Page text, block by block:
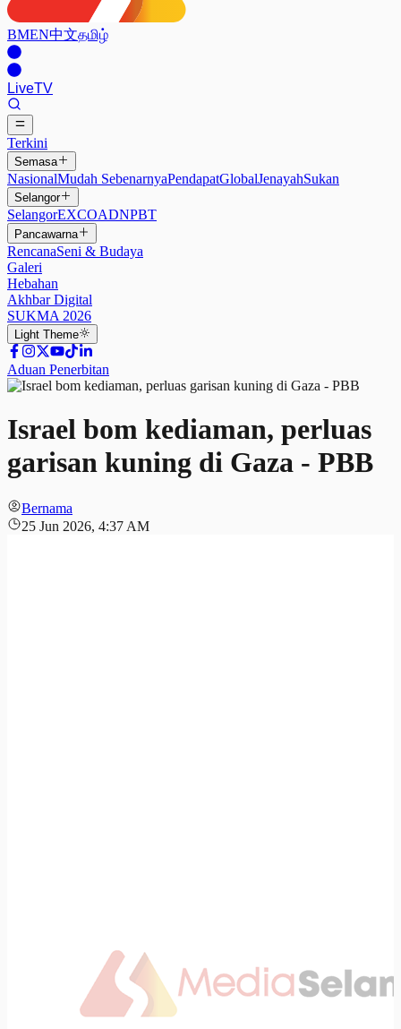
BMEN中文தமிழ்
LiveTV
Terkini
Semasa
NasionalMudah SebenarnyaPendapatGlobalJenayahSukan
Selangor
SelangorEXCOADNPBT
Pancawarna
RencanaSeni & Budaya
Galeri
Hebahan
Akhbar Digital
SUKMA 2026
Light Theme
Aduan Penerbitan
Israel bom kediaman, perluas
garisan kuning di Gaza - PBB
Bernama
25 Jun 2026, 4:37 AM